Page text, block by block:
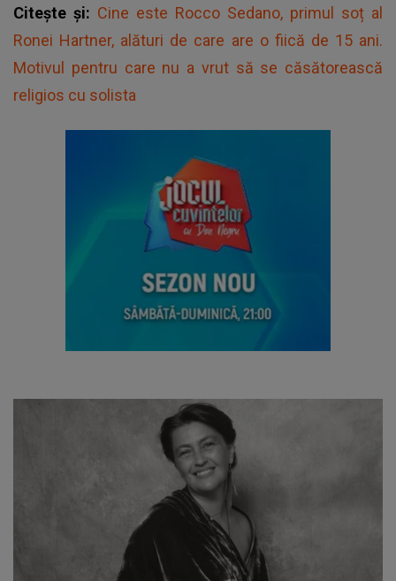
Citește și: Cine este Rocco Sedano, primul soț al
Ronei Hartner, alături de care are o fiică de 15 ani.
Motivul pentru care nu a vrut să se căsătorească
religios cu solista